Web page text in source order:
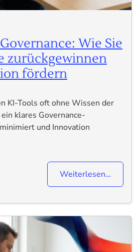
Wie Sie
zurückgewinnen
fördern
KI-Tools oft ohne Wissen der
klares Governance-
und Innovation
Weiterlesen…